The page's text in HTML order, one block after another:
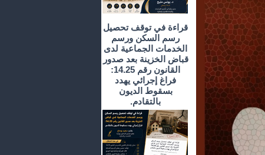
قراءة في توقف تحصيل
رسم السكن ورسم
الخدمات الجماعية لدى
قباض الخزينة بعد صدور
القانون رقم 14.25:
فراغ إجرائي يهدد
بسقوط الديون
بالتقادم.